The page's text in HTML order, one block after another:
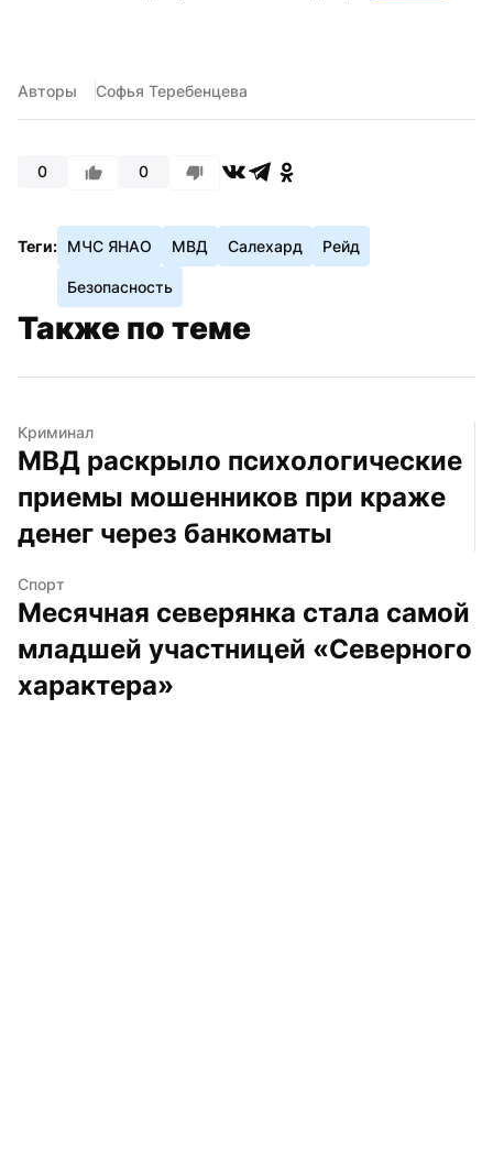
Авторы Софья Теребенцева
0 0
Теги: МЧС ЯНАО МВД Салехард Рейд
Безопасность
Также по теме
Криминал
МВД раскрыло психологические
приемы мошенников при краже
денег через банкоматы
Спорт
Месячная северянка стала самой
младшей участницей «Северного
характера»